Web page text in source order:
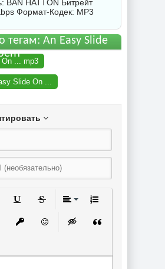
BAN HATTON Битрейт
Формат-Кодек: MP3
тегам: An Easy Slide
... mp3
Slide On ...